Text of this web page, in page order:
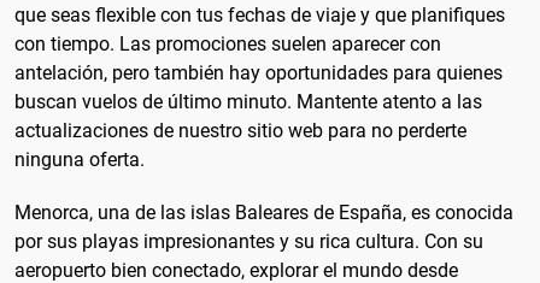
que seas flexible con tus fechas de viaje y que planifiques
con tiempo. Las promociones suelen aparecer con
antelación, pero también hay oportunidades para quienes
buscan vuelos de último minuto. Mantente atento a las
actualizaciones de nuestro sitio web para no perderte
ninguna oferta.
Menorca, una de las islas Baleares de España, es conocida
por sus playas impresionantes y su rica cultura. Con su
aeropuerto bien conectado, explorar el mundo desde